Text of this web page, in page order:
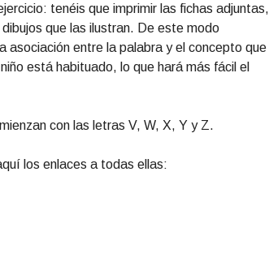
tenéis que imprimir las fichas adjuntas,
que las ilustran. De este modo
asociación entre la palabra y el concepto que
está habituado, lo que hará más fácil el
con las letras V, W, X, Y y Z.
los enlaces a todas ellas: